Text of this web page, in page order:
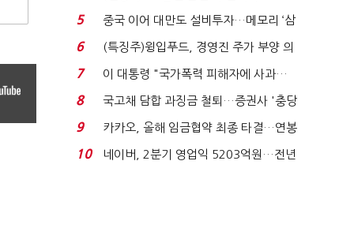
빈 매대 채우며 문 연 ...
5
중국 이어 대만도 설비투자…메모리 ‘삼
국전쟁’
6
(특징주)윙입푸드, 경영진 주가 부양 의
지에 상한가...
7
이 대통령 "국가폭력 피해자에 사과…
적극적 조사로 진...
8
국고채 담합 과징금 철퇴…증권사 '충당
금 폭탄' 우려...
9
카카오, 올해 임금협약 최종 타결…연봉
6.3% 인상·격려...
10
네이버, 2분기 영업익 5203억원…전년